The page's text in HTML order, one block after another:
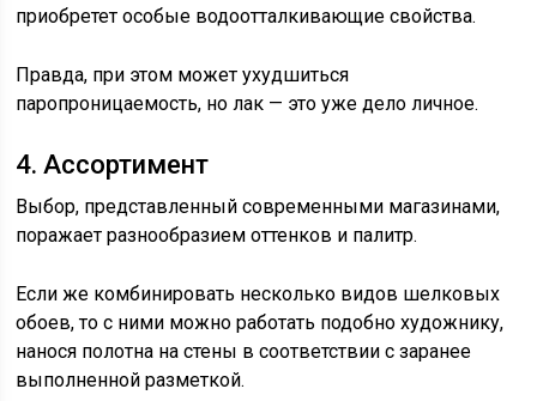
приобретет особые водоотталкивающие свойства.
Правда, при этом может ухудшиться
паропроницаемость, но лак — это уже дело личное.
4. Ассортимент
Выбор, представленный современными магазинами,
поражает разнообразием оттенков и палитр.
Если же комбинировать несколько видов шелковых
обоев, то с ними можно работать подобно художнику,
нанося полотна на стены в соответствии с заранее
выполненной разметкой.